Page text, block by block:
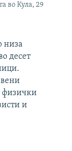
во Кула, 29
низа
десет
физички
и